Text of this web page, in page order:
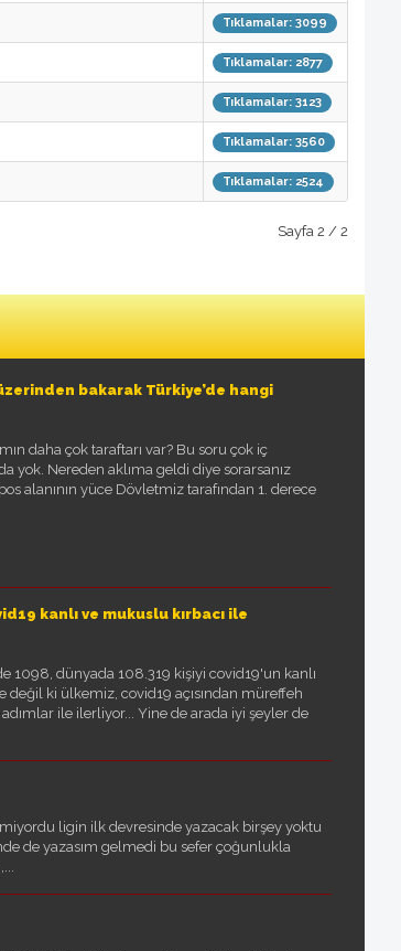
Tıklamalar: 3099
Tıklamalar: 2877
Tıklamalar: 3123
Tıklamalar: 3560
Tıklamalar: 2524
Sayfa 2 / 2
bakarak Türkiye’de hangi
daha çok taraftarı var? Bu soru çok iç
yok. Nereden aklıma geldi diye sorarsanız
alanının yüce Dövletmiz tarafından 1. derece
kanlı ve mukuslu kırbacı ile
dünyada 108.319 kişiyi covid19'un kanlı
değil ki ülkemiz, covid19 açısından müreffeh
ile ilerliyor... Yine de arada iyi şeyler de
ligin ilk devresinde yazacak birşey yoktu
de yazasım gelmedi bu sefer çoğunlukla